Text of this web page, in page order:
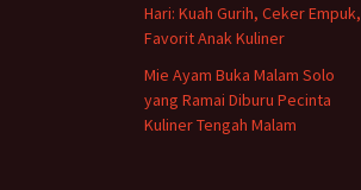
Hari: Kuah Gurih, Ceker Empuk,
Favorit Anak Kuliner
Mie Ayam Buka Malam Solo
yang Ramai Diburu Pecinta
Kuliner Tengah Malam